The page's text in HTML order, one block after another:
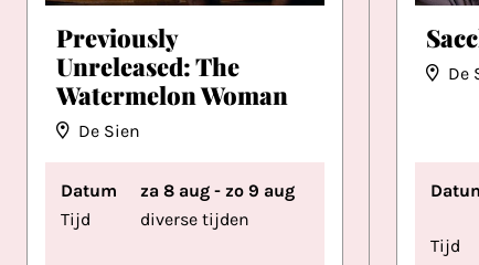
Previously
Unreleased: The
Watermelon Woman
De Sien
Datum
za 8 aug - zo 9 aug
Tijd
diverse tijden
De
Tijd